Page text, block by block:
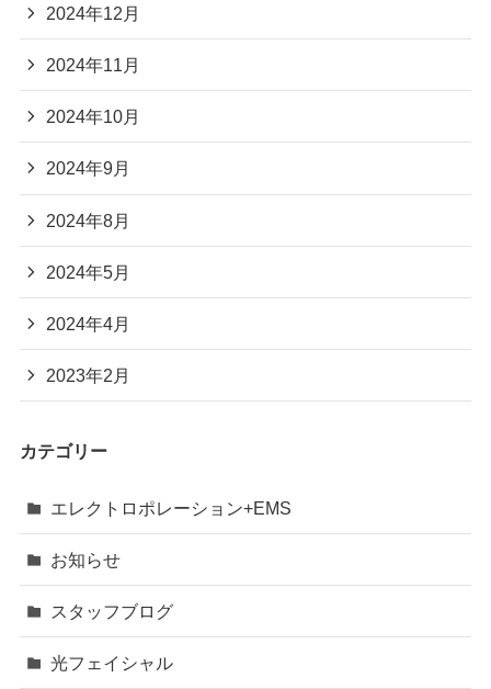
2024年12月
2024年11月
2024年10月
2024年9月
2024年8月
2024年5月
2024年4月
2023年2月
カテゴリー
エレクトロポレーション+EMS
お知らせ
スタッフブログ
光フェイシャル